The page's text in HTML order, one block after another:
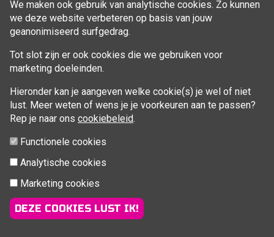
We maken ook gebruik van analytische cookies. Zo kunnen
we deze website verbeteren op basis van jouw
geanonimiseerd surfgedrag.
Tot slot zijn er ook cookies die we gebruiken voor
marketing doeleinden.
Hieronder kan je aangeven welke cookie(s) je wel of niet
lust. Meer weten of wens je je voorkeuren aan te passen?
Rep je naar ons cookiebeleid.
Functionele cookies
Analytische cookies
Marketing cookies
DEZE COOKIES LUST IK!
Facebook
© 2026 Fitcoach Sofie | Sportsessies regio Brugge |
info@fitcoachsofie.be | Powered by
TMedia